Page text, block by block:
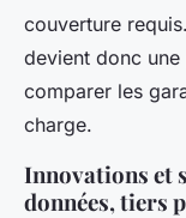
couverture
devient donc
comparer les
charge.
Innovations et
données, tiers